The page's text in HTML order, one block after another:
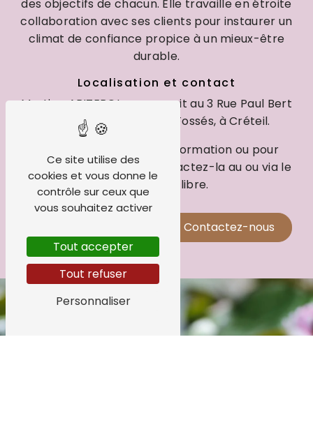
des objectifs de chacun. Elle travaille en étroite
collaboration avec ses clients pour instaurer un
climat de confiance propice à un mieux-être
durable.
Localisation et contact
Martine ABITEBOL vous reçoit au 3 Rue Paul Bert
94100 Saint-Maur-des-Fossés, à Créteil.
Pour toute demande d’information ou pour
prendre rendez-vous, contactez-la au ou via le
site de Crenolibre.
Contactez-nous
Ce site utilise des
cookies et vous donne le
contrôle sur ceux que
vous souhaitez activer
Tout accepter
Tout refuser
Personnaliser